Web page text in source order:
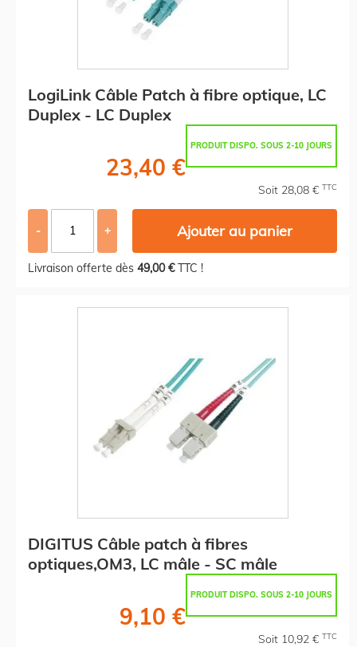
LogiLink Câble Patch à fibre optique, LC
Duplex - LC Duplex
PRODUIT DISPO. SOUS 2-10 JOURS
23,40 €
Soit 28,08 € TTC
- + Ajouter au panier
Livraison offerte dès 49,00 €TTC !
DIGITUS Câble patch à fibres
optiques,OM3, LC mâle - SC mâle
PRODUIT DISPO. SOUS 2-10 JOURS
9,10 €
Soit 10,92 € TTC